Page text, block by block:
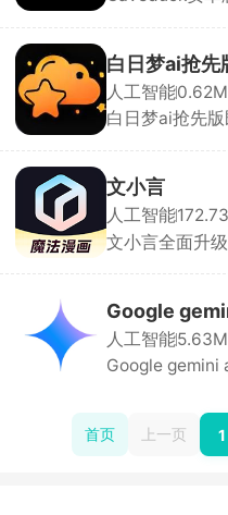
聊。软件还支
入名称描述和
己的oc。操作
白日梦ai抢先
人工智能0.62M
白日梦ai抢先
情，无预设结
事，自动分镜
输出最长6分钟
博、可爱等12
上限。聊天、
文小言
人工智能
文小言全面升
解决用户在生
的各种问题，
案.想点子.陪你
入框内输入你
Google
人工智能5.63M
Google gemini
题或心中所想
完美的答案，
首页 上一页 1